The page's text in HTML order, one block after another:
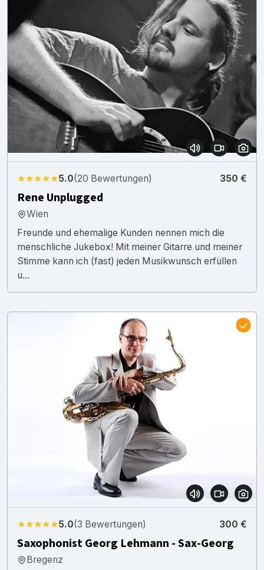
★★★★★5.0(20 Bewertungen) 350 €
Rene Unplugged
Wien
Freunde und ehemalige Kunden nennen mich die
menschliche Jukebox! Mit meiner Gitarre und meiner
Stimme kann ich (fast) jeden Musikwunsch erfüllen
u...
★★★★★5.0(3 Bewertungen) 300 €
Saxophonist Georg Lehmann - Sax-Georg
Bregenz